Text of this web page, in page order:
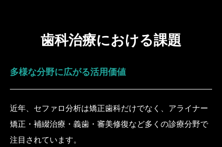
歯科治療における課題
多様な分野に広がる活用価値
近年、セファロ分析は矯正歯科だけでなく、アライナー
矯正・補綴治療・義歯・審美修復など多くの診療分野で
注目されています。